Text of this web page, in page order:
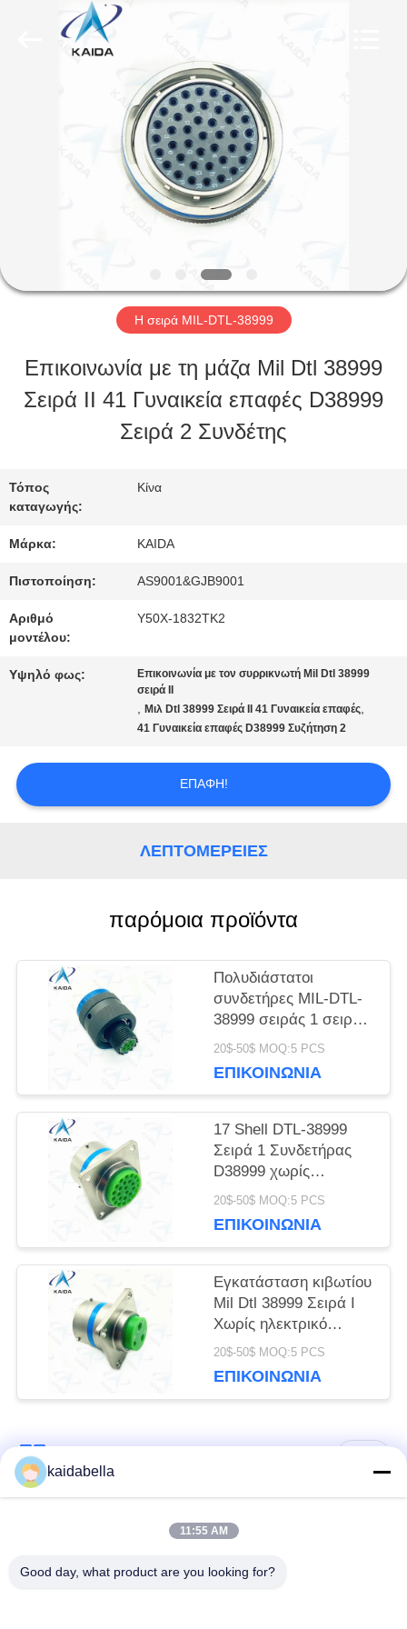
ΠΡΟΪΌΝΤΑ
ΜΕ
ΕΠΙΣΚΕΨΉ
ΕΡΓΟΣΤΑΣΊΟΥ
ΈΛΕΓΧΟΣ
ΠΟΙΌΤΗΤΑΣ
ΕΙΔΉΣΕΙΣ
ΥΠΟΘΈΣΕΙΣ
ΜΙΑ
ΠΡΟΣΦΟΡΆ
ΠΟΛΙΤΙΚΉ
ΜΥΣΤΙΚΌΤΗΤΑΣ
Η σειρά MIL-DTL-38999
Επικοινωνία με τη μάζα Mil Dtl 38999
Σειρά II 41 Γυναικεία επαφές D38999
Σειρά 2 Συνδέτης
Τόπος
καταγωγής:
Κίνα
Μάρκα: KAIDA
Πιστοποίηση: AS9001&GJB9001
Αριθμό
μοντέλου:
Υ50X-1832TK2
Υψηλό φως:
Επικοινωνία με τον συρρικνωτή Mil Dtl 38999
σειρά II
,Μιλ Dtl 38999 Σειρά II 41 Γυναικεία επαφές,
41 Γυναικεία επαφές D38999 Συζήτηση 2
ΕΠΑΦΉ!
ΛΕΠΤΟΜΈΡΕΙΕΣ
παρόμοια προϊόντα
Πολυδιάστατοι
συνδετήρες MIL-DTL-
38999 σειράς 1 σειράς
D38999 κάδμιο 6
20$-50$ MOQ:5 PCS
ΕΠΙΚΟΙΝΩΝΊΑ
17 Shell DTL-38999
Σειρά 1 Συνδετήρας
D38999 χωρίς
ηλεκτρική νικελική
20$-50$ MOQ:5 PCS
ΕΠΙΚΟΙΝΩΝΊΑ
Εγκατάσταση κιβωτίου
Mil Dtl 38999 Σειρά I
Χωρίς ηλεκτρικό
νικέλιο Shell Mil Dtl
20$-50$ MOQ:5 PCS
ΕΠΙΚΟΙΝΩΝΊΑ
Σειρά MIL-DTL-26482
kaidabella
11:55 AM
Good day, what product are you looking for?